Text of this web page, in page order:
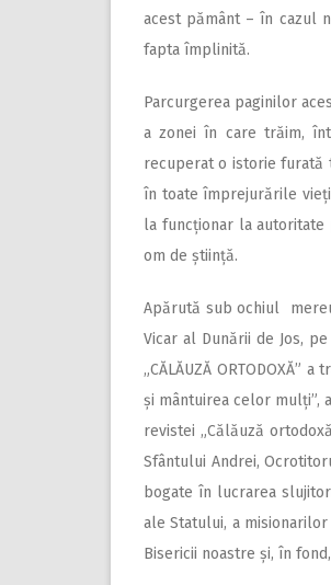
acest pământ – în cazul
fapta împlinită.
Parcurgerea paginilor
a zonei în care trăim,
recuperat o istorie furată
în toate împrejurările
la funcționar la
om de știință.
Apărută sub ochiul
Vicar al Dunării de Jos,
„CĂLĂUZĂ
și mântuirea celor mulți”,
revistei „Călăuză
Sfântului Andrei,
bogate în lucrarea
ale Statului, a
Bisericii noastre și, în